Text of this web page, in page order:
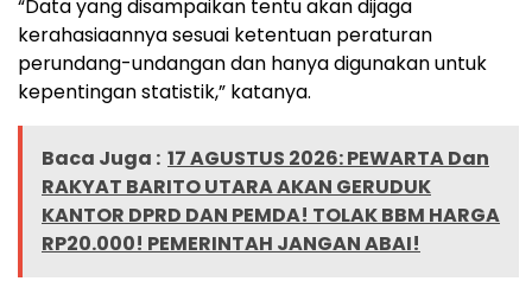
“Data yang disampaikan tentu akan dijaga
kerahasiaannya sesuai ketentuan peraturan
perundang-undangan dan hanya digunakan untuk
kepentingan statistik,” katanya.
Baca Juga : 17 AGUSTUS 2026: PEWARTA Dan
RAKYAT BARITO UTARA AKAN GERUDUK
KANTOR DPRD DAN PEMDA! TOLAK BBM HARGA
RP20.000! PEMERINTAH JANGAN ABAI!